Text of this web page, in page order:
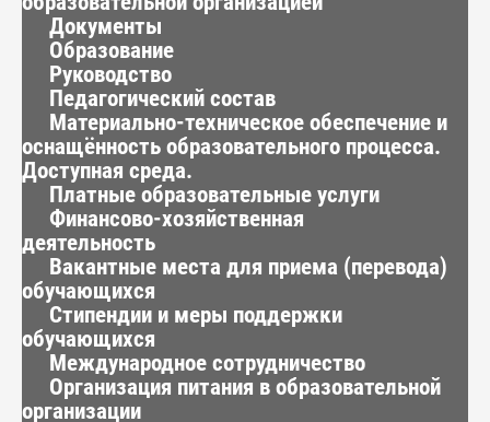
Документы
Образование
Руководство
Педагогический состав
Материально-техническое обеспечение и
оснащённость образовательного процесса.
Доступная среда.
Платные образовательные услуги
Финансово-хозяйственная
деятельность
Вакантные места для приема (перевода)
обучающихся
Стипендии и меры поддержки
обучающихся
Международное сотрудничество
Организация питания в образовательной
организации